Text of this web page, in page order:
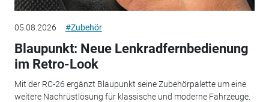
05.08.2026 #Zubehör
Blaupunkt: Neue Lenkradfernbedienung
im Retro-Look
Mit der RC-26 ergänzt Blaupunkt seine Zubehörpalette um eine
weitere Nachrüstlösung für klassische und moderne Fahrzeuge.